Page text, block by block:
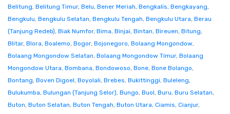
Belitung, Belitung Timur, Belu, Bener Meriah, Bengkalis, Bengkayang,
Bengkulu, Bengkulu Selatan, Bengkulu Tengah, Bengkulu Utara, Berau
(Tanjung Redeb), Biak Numfor, Bima, Binjai, Bintan, Bireuen, Bitung,
Blitar, Blora, Boalemo, Bogor, Bojonegoro, Bolaang Mongondow,
Bolaang Mongondow Selatan, Bolaang Mongondow Timur, Bolaang
Mongondow Utara, Bombana, Bondowoso, Bone, Bone Bolango,
Bontang, Boven Digoel, Boyolali, Brebes, Bukittinggi, Buleleng,
Bulukumba, Bulungan (Tanjung Selor), Bungo, Buol, Buru, Buru Selatan,
Buton, Buton Selatan, Buton Tengah, Buton Utara, Ciamis, Cianjur,